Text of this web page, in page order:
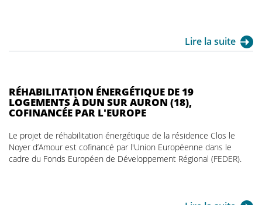
Lire la suite
RÉHABILITATION ÉNERGÉTIQUE DE 19
LOGEMENTS À DUN SUR AURON (18),
COFINANCÉE PAR L'EUROPE
Le projet de réhabilitation énergétique de la résidence Clos le
Noyer d’Amour est cofinancé par l'Union Européenne dans le
cadre du Fonds Européen de Développement Régional (FEDER).